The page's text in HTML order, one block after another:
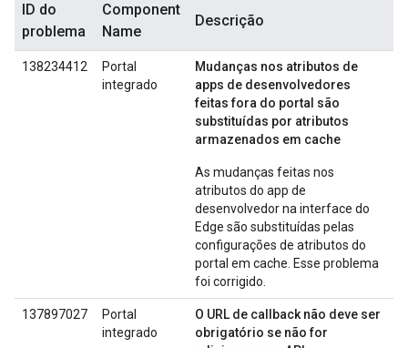
ID do
problema
Component
Name
Descrição
138234412
Portal
integrado
Mudanças nos atributos de
apps de desenvolvedores
feitas fora do portal são
substituídas por atributos
armazenados em cache
As mudanças feitas nos
atributos do app de
desenvolvedor na interface do
Edge são substituídas pelas
configurações de atributos do
portal em cache. Esse problema
foi corrigido.
137897027
Portal
integrado
O URL de callback não deve ser
obrigatório se não for